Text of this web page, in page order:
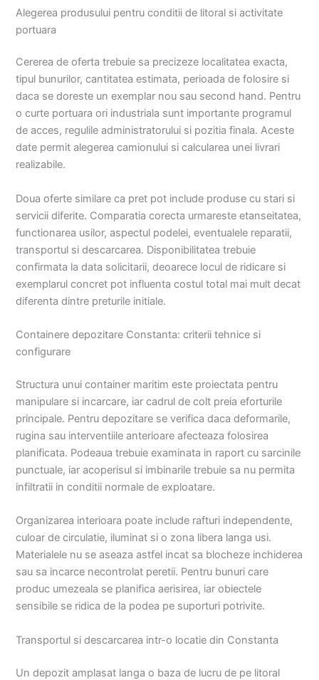
Alegerea produsului pentru conditii de litoral si activitate
portuara
Cererea de oferta trebuie sa precizeze localitatea exacta,
tipul bunurilor, cantitatea estimata, perioada de folosire si
daca se doreste un exemplar nou sau second hand. Pentru
o curte portuara ori industriala sunt importante programul
de acces, regulile administratorului si pozitia finala. Aceste
date permit alegerea camionului si calcularea unei livrari
realizabile.
Doua oferte similare ca pret pot include produse cu stari si
servicii diferite. Comparatia corecta urmareste etanseitatea,
functionarea usilor, aspectul podelei, eventualele reparatii,
transportul si descarcarea. Disponibilitatea trebuie
confirmata la data solicitarii, deoarece locul de ridicare si
exemplarul concret pot influenta costul total mai mult decat
diferenta dintre preturile initiale.
Containere depozitare Constanta: criterii tehnice si
configurare
Structura unui container maritim este proiectata pentru
manipulare si incarcare, iar cadrul de colt preia eforturile
principale. Pentru depozitare se verifica daca deformarile,
rugina sau interventiile anterioare afecteaza folosirea
planificata. Podeaua trebuie examinata in raport cu sarcinile
punctuale, iar acoperisul si imbinarile trebuie sa nu permita
infiltratii in conditii normale de exploatare.
Organizarea interioara poate include rafturi independente,
culoar de circulatie, iluminat si o zona libera langa usi.
Materialele nu se aseaza astfel incat sa blocheze inchiderea
sau sa incarce necontrolat peretii. Pentru bunuri care
produc umezeala se planifica aerisirea, iar obiectele
sensibile se ridica de la podea pe suporturi potrivite.
Transportul si descarcarea intr-o locatie din Constanta
Un depozit amplasat langa o baza de lucru de pe litoral